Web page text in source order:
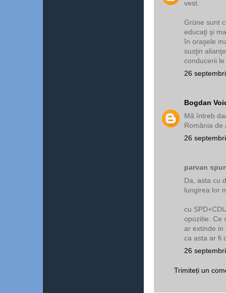
vest.
Grüne sunt
educaţi şi
în oraşele
susţin
conducerii
26
Bogdan
Mã întreb
România de
26
parvan
Da, asta cu
lungirea lor
cu
opozitie. Ce
ar extinde in
ca asta ar fi
26
Trimiteți un